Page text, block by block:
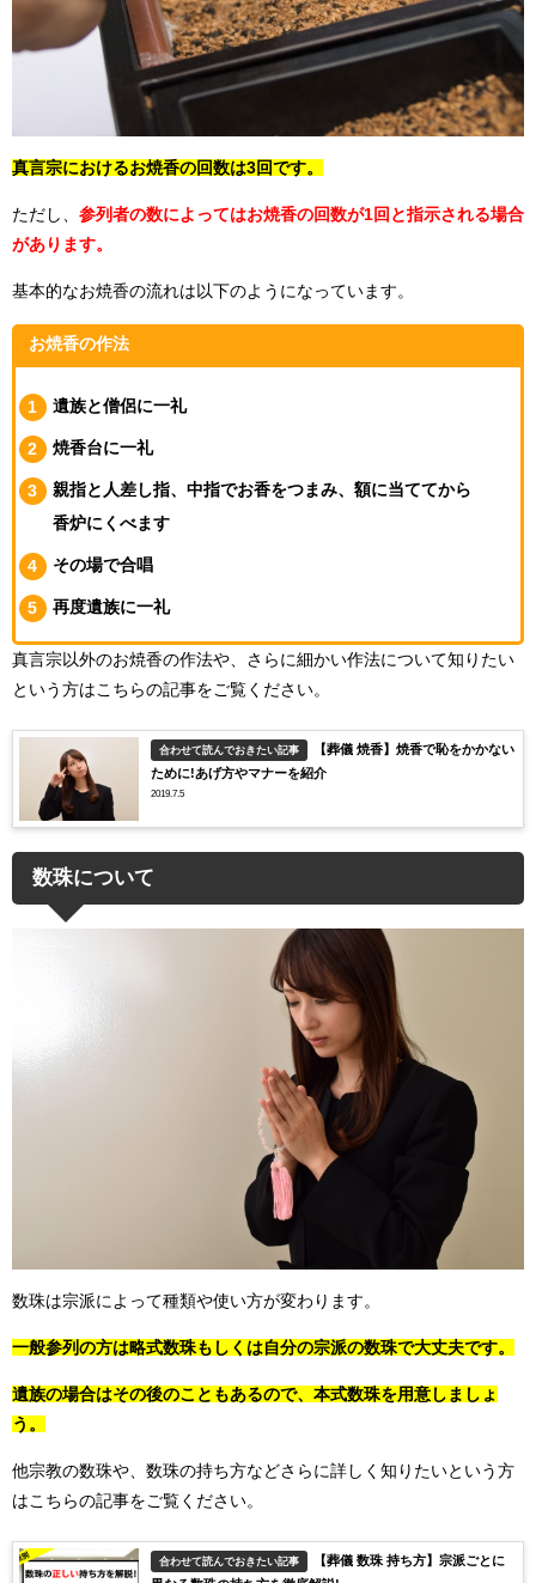
真言宗におけるお焼香の回数は3回です。
ただし、 参列者の数によってはお焼香の回数が1回と指示される場合
があります。
基本的なお焼香の流れは以下のようになっています。
お焼香の作法
遺族と僧侶に一礼
焼香台に一礼
親指と人差し指、中指でお香をつまみ、額に当ててから
香炉にくべます
その場で合唱
再度遺族に一礼
真言宗以外のお焼香の作法や、さらに細かい作法について知りたい
という方はこちらの記事をご覧ください。
合わせて読んでおきたい記事
【葬儀 焼香】焼香で恥をかかない
ために!あげ方やマナーを紹介
2019.7.5
数珠について
数珠は宗派によって種類や使い方が変わります。
一般参列の方は略式数珠もしくは自分の宗派の数珠で大丈夫です。
遺族の場合はその後のこともあるので、本式数珠を用意しましょ
う。
他宗教の数珠や、数珠の持ち方などさらに詳しく知りたいという方
はこちらの記事をご覧ください。
合わせて読んでおきたい記事
【葬儀 数珠 持ち方】宗派ごとに